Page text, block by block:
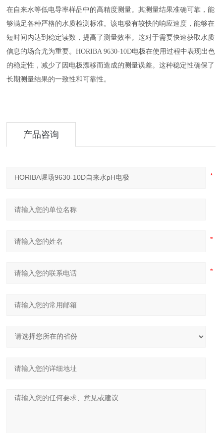
在自来水等低电导率样品中的高精度测量。其测量结果准确可靠，能
够满足各种严格的水质检测标准。该电极有较快的响应速度，能够在
短时间内达到稳定读数，提高了测量效率。这对于需要快速获取水质
信息的场合尤为重要。HORIBA 9630-10D电极在使用过程中表现出色
的稳定性，减少了因电极漂移而造成的测量误差。这种稳定性确保了
长期测量结果的一致性和可靠性。
产品咨询